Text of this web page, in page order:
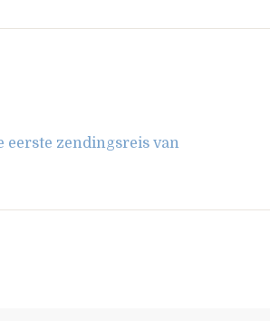
eerste zendingsreis van